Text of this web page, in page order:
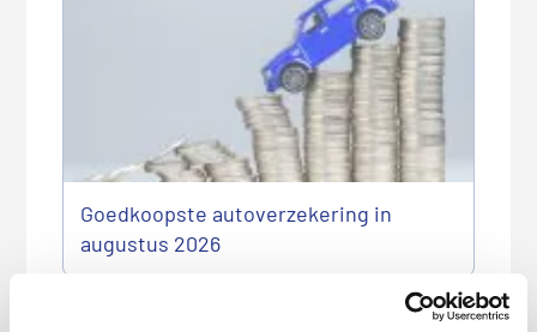
Goedkoopste autoverzekering in
augustus 2026